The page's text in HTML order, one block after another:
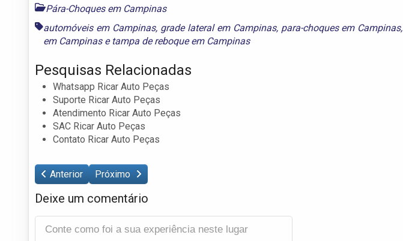
Pára-Choques em Campinas
automóveis em Campinas, grade lateral em Campinas, para-choques em Campinas,
em Campinase tampa de reboque em Campinas
Pesquisas Relacionadas
Whatsapp Ricar Auto Peças
Suporte Ricar Auto Peças
Atendimento Ricar Auto Peças
SAC Ricar Auto Peças
Contato Ricar Auto Peças
Anterior Próximo
Deixe um comentário